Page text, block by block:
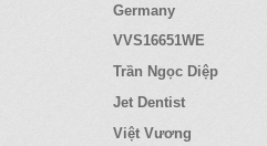
Germany
VVS16651WE
Trần Ngọc Diệp
Jet Dentist
Việt Vương